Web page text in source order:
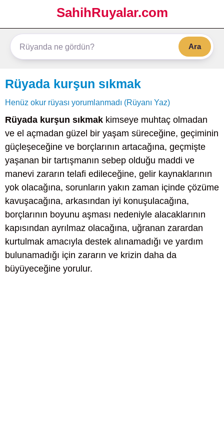
SahihRuyalar.com
Ara
Rüyada kurşun sıkmak
Henüz okur rüyası yorumlanmadı (Rüyanı Yaz)
Rüyada kurşun sıkmak kimseye muhtaç olmadan
ve el açmadan güzel bir yaşam süreceğine, geçiminin
güçleşeceğine ve borçlarının artacağına, geçmişte
yaşanan bir tartışmanın sebep olduğu maddi ve
manevi zararın telafi edileceğine, gelir kaynaklarının
yok olacağına, sorunların yakın zaman içinde çözüme
kavuşacağına, arkasından iyi konuşulacağına,
borçlarının boyunu aşması nedeniyle alacaklarının
kapısından ayrılmaz olacağına, uğranan zarardan
kurtulmak amacıyla destek alınamadığı ve yardım
bulunamadığı için zararın ve krizin daha da
büyüyeceğine yorulur.